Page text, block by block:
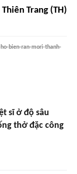
Thiên Trang (TH)
bien-ran-mori-thanh-
sĩ ở độ sâu
thở đặc công